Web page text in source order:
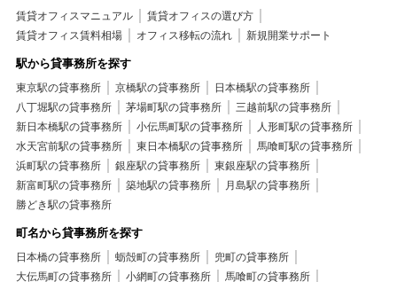
賃貸オフィスマニュアル
賃貸オフィスの選び方
賃貸オフィス賃料相場
オフィス移転の流れ 新規開業サポート
駅から貸事務所を探す
東京駅の貸事務所 京橋駅の貸事務所
日本橋駅の貸事務所
八丁堀駅の貸事務所
茅場町駅の貸事務所
三越前駅の貸事務所
新日本橋駅の貸事務所
小伝馬町駅の貸事務所
人形町駅の貸事務所
水天宮前駅の貸事務所
東日本橋駅の貸事務所
馬喰町駅の貸事務所
浜町駅の貸事務所
銀座駅の貸事務所
東銀座駅の貸事務所
新富町駅の貸事務所
築地駅の貸事務所
月島駅の貸事務所
勝どき駅の貸事務所
町名から貸事務所を探す
日本橋の貸事務所 蛎殻町の貸事務所
兜町の貸事務所
大伝馬町の貸事務所
小網町の貸事務所
馬喰町の貸事務所